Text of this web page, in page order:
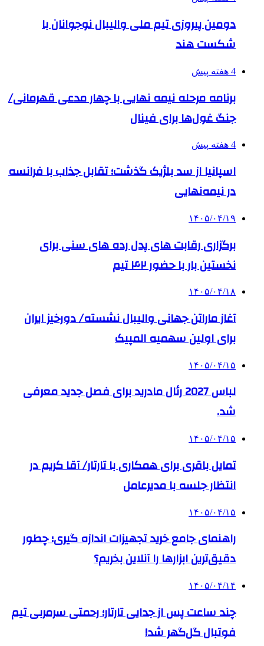
دومین پیروزی تیم ملی والیبال نوجوانان با
شکست هند
4 هفته پیش
برنامه مرحله نیمه نهایی با چهار مدعی قهرمانی/
جنگ غول‌ها برای فینال
4 هفته پیش
اسپانیا از سد بلژیک گذشت؛ تقابل جذاب با فرانسه
در نیمه‌نهایی
۱۴۰۵/۰۴/۱۹
برگزاری رقابت های پدل رده های سنی برای
نخستین بار با حضور ۴۲ تیم
۱۴۰۵/۰۴/۱۸
آغاز ماراتن جهانی والیبال نشسته/ دورخیز ایران
برای اولین سهمیه المپیک
۱۴۰۵/۰۴/۱۵
لباس 2027 رئال مادرید برای فصل جدید معرفی
شد.
۱۴۰۵/۰۴/۱۵
تمایل باقری برای همکاری با تارتار/ آقا کریم در
انتظار جلسه با مدیرعامل
۱۴۰۵/۰۴/۱۵
راهنمای جامع خرید تجهیزات اندازه گیری؛ چطور
دقیق‌ترین ابزارها را آنلاین بخریم؟
۱۴۰۵/۰۴/۱۴
چند ساعت پس از جدایی تارتار؛ رحمتی سرمربی تیم
فوتبال گل‌گهر شد!